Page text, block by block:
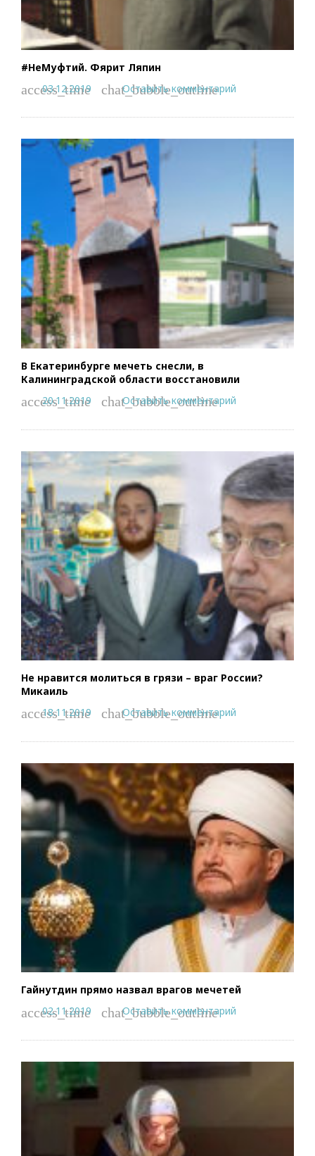
#НеМуфтий. Фярит Ляпин
access_time
03.12.2019 chat_bubble_outline
Оставить комментарий
В Екатеринбурге мечеть снесли, в
Калининградской области восстановили
access_time
20.11.2019 chat_bubble_outline
Оставить комментарий
Не нравится молиться в грязи – враг России?
Микаиль
access_time
18.11.2019 chat_bubble_outline
Оставить комментарий
Гайнутдин прямо назвал врагов мечетей
access_time
02.11.2019 chat_bubble_outline
Оставить комментарий